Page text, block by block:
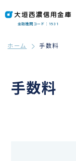
金融機関コード：1531
ホーム 手数料
手数料